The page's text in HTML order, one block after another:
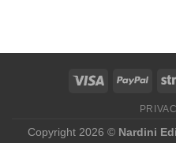
Copyright 2026 © Nardini